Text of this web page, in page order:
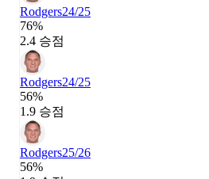
Rodgers24/25
76%
2.4 승점
Rodgers24/25
56%
1.9 승점
Rodgers25/26
56%